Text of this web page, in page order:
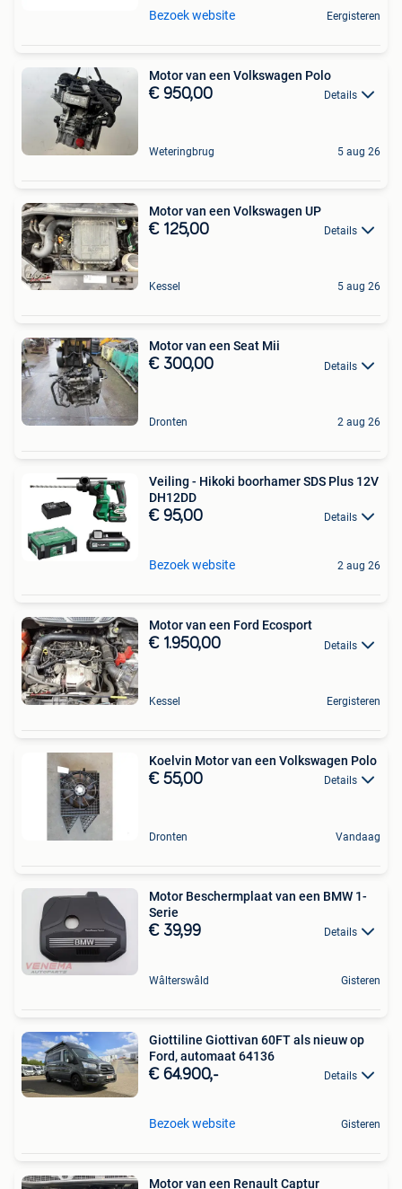
Bezoek website Eergisteren
Motor van een Volkswagen Polo
€ 950,00 Details
Weteringbrug 5 aug 26
Motor van een Volkswagen UP
€ 125,00 Details
Kessel 5 aug 26
Motor van een Seat Mii
€ 300,00 Details
Dronten 2 aug 26
Veiling - Hikoki boorhamer SDS Plus 12V
DH12DD
€ 95,00 Details
Bezoek website 2 aug 26
Motor van een Ford Ecosport
€ 1.950,00 Details
Kessel Eergisteren
Koelvin Motor van een Volkswagen Polo
€ 55,00 Details
Dronten Vandaag
Motor Beschermplaat van een BMW 1-
Serie
€ 39,99 Details
Wâlterswâld Gisteren
Giottiline Giottivan 60FT als nieuw op
Ford, automaat 64136
€ 64.900,- Details
Bezoek website Gisteren
Motor van een Renault Captur